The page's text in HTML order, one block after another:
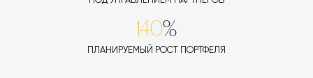
140%
ПЛАНИРУЕМЫЙ РОСТ ПОРТФЕЛЯ